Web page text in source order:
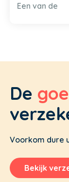
Een van de
De
Voorkom dure
Bekijk